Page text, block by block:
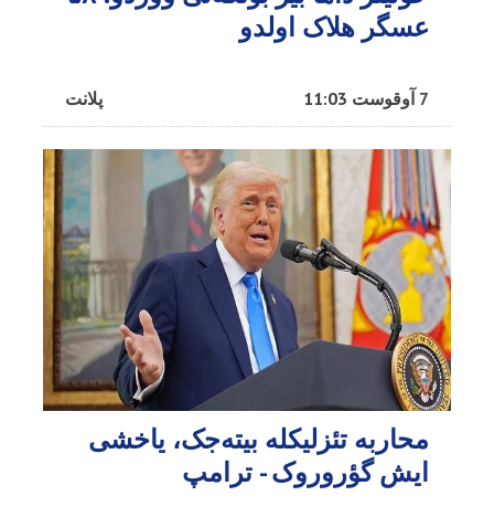
عسگر هلاک اولدو
پلانت 7 آوقوست 11:03
محاربه تئزلیکله بیته‌جک، یاخشی
ایش گؤروروک - ترامپ